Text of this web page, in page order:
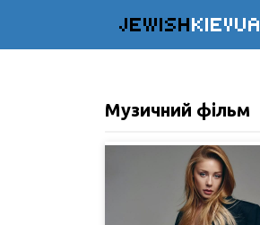
JEWISHKIEVUA
Музичний фільм